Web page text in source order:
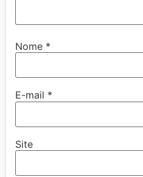
Nome *
E-mail *
Site